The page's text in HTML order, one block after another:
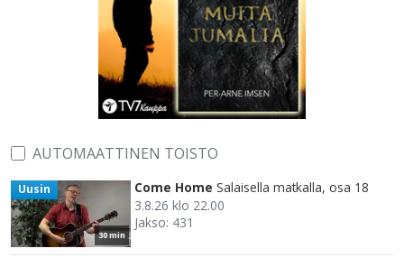
AUTOMAATTINEN TOISTO
30 min
Uusin Come Home Salaisella matkalla, osa 18
3.8.26 klo 22.00
Jakso: 431